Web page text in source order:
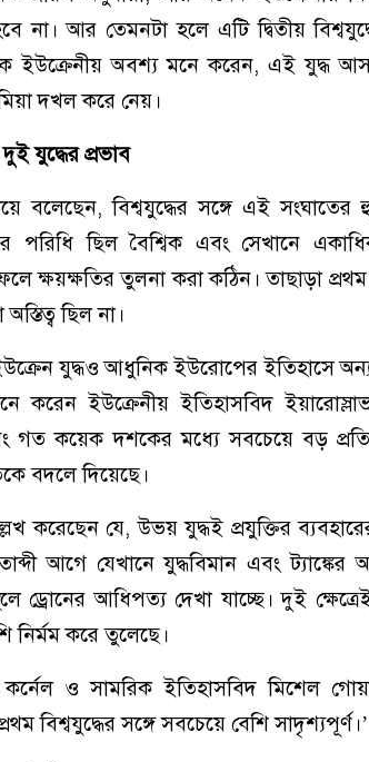
আর তেমনটা হলে এটি দ্বিতীয়
ইউক্রেনীয় অবশ্য মনে করেন, এই যুদ্ধ
দখল করে নেয়।
যুদ্ধের প্রভাব
বলেছেন, বিশ্বযুদ্ধের সঙ্গে এই
পরিধি ছিল বৈশ্বিক এবং সেখানে
ক্ষয়ক্ষতির তুলনা করা কঠিন। তাছাড়া প্রথম
ছিল না।
যুদ্ধও আধুনিক ইউরোপের ইতিহাসে
করেন ইউক্রেনীয় ইতিহাসবিদ
গত কয়েক দশকের মধ্যে সবচেয়ে বড়
বদলে দিয়েছে।
করেছেন যে, উভয় যুদ্ধই প্রযুক্তির
আগে যেখানে যুদ্ধবিমান এবং ট্যাঙ্কের
ড্রোনের আধিপত্য দেখা যাচ্ছে। দুই
নির্মম করে তুলেছে।
কর্নেল ও সামরিক ইতিহাসবিদ মিশেল
বিশ্বযুদ্ধের সঙ্গে সবচেয়ে বেশি সাদৃশ্যপূর্ণ।’